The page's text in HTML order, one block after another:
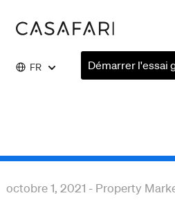
FR Démarrer l'essai
octobre 1, 2021 - Property